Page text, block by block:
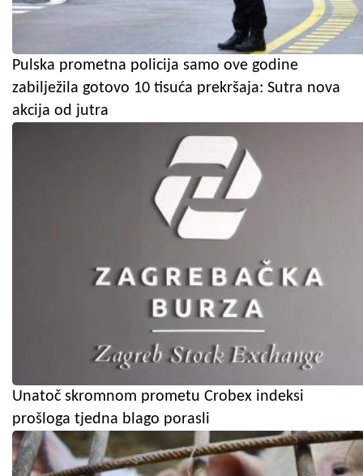
Pulska prometna policija samo ove godine
zabilježila gotovo 10 tisuća prekršaja: Sutra nova
akcija od jutra
Unatoč skromnom prometu Crobex indeksi
prošloga tjedna blago porasli